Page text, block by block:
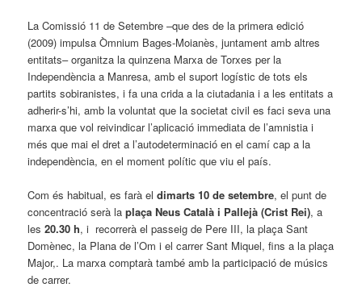
La Comissió 11 de Setembre –que des de la primera edició
(2009) impulsa Òmnium Bages-Moianès, juntament amb altres
entitats– organitza la quinzena Marxa de Torxes per la
Independència a Manresa, amb el suport logístic de tots els
partits sobiranistes, i fa una crida a la ciutadania i a les entitats a
adherir-s’hi, amb la voluntat que la societat civil es faci seva una
marxa que vol reivindicar l’aplicació immediata de l’amnistia i
més que mai el dret a l’autodeterminació en el camí cap a la
independència, en el moment polític que viu el país.
Com és habitual, es farà eldimarts 10 de setembre, el punt de
concentració serà laplaça Neus Català i Pallejà (Crist Rei), a
les20.30 h, i recorrerà el passeig de Pere III, la plaça Sant
Domènec, la Plana de l’Om i el carrer Sant Miquel, fins a la plaça
Major,. La marxa comptarà també amb la participació de músics
de carrer.